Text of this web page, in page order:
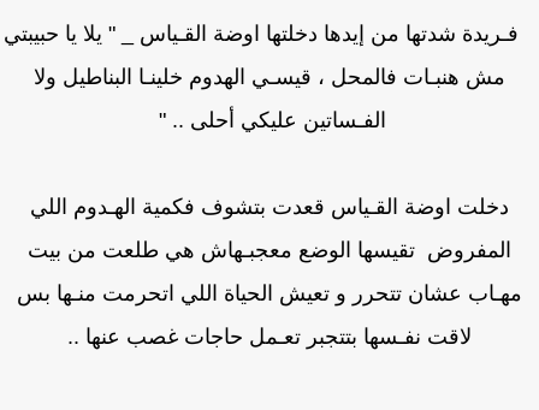
شدتها من إيدها دخلتها اوضة القـياس _ " يلا يا حبيبتي
مش هنبـات فالمحل ، قيسـي الهدوم خلينـا البناطيل ولا
الفـساتين عليكي أحلى .. "
دخلت اوضة القـياس قعدت بتشوف فكمية الهـدوم اللي
المفروض تقيسها الوضع معجبـهاش هي طلعت من بيت
عشان تتحرر و تعيش الحياة اللي اتحرمت منـها بس
لاقت نفـسها بتتجبر تعـمل حاجات غصب عنها ..